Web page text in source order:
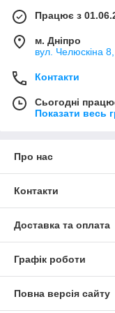
Працює з
м. Дніпро
вул. Челюскіна
Контакти
Сьогодні
Показати весь
Про нас
Контакти
Доставка та оплата
Графік роботи
Повна версія сайту